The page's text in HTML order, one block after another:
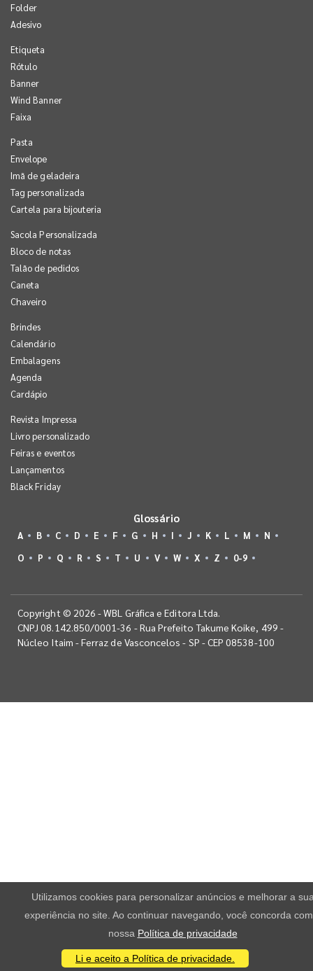
Folder
Adesivo
Etiqueta
Rótulo
Banner
Wind Banner
Faixa
Pasta
Envelope
Imã de geladeira
Tag personalizada
Cartela para bijouteria
Sacola Personalizada
Bloco de notas
Talão de pedidos
Caneta
Chaveiro
Brindes
Calendário
Embalagens
Agenda
Cardápio
Revista Impressa
Livro personalizado
Feiras e eventos
Lançamentos
Black Friday
Glossário
A B C D E F G H I J K L M
N
O
P Q R S T U V W X Z 0-9
Copyright © 2026 - WBL Gráfica e Editora Ltda.
CNPJ 08.142.850/0001-36 - Rua Prefeito Takume Koike, 499 -
Núcleo Itaim - Ferraz de Vasconcelos - SP - CEP 08538-100
Utilizamos cookies para personalizar anúncios e melhorar a
experiência no site. Ao continuar navegando, você concorda
nossa Política de privacidade
Li e aceito a Política de privacidade.